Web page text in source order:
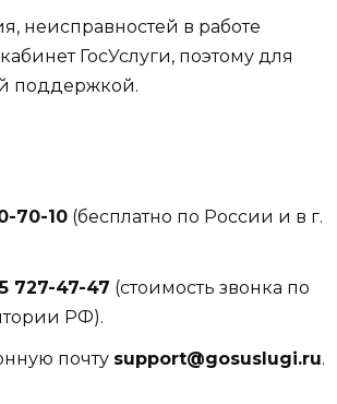
неисправностей в работе
ГосУслуги, поэтому для
поддержкой.
70-10 (бесплатно по России и в г.
727-47-47 (стоимость звонка по
РФ).
почту support@gosuslugi.ru.